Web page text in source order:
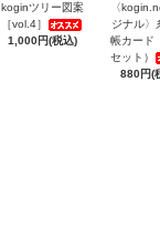
koginツリー図案
［vol.4］
1,000円(税込)
〈
ジナル〉
帳カード
セット）
880円(